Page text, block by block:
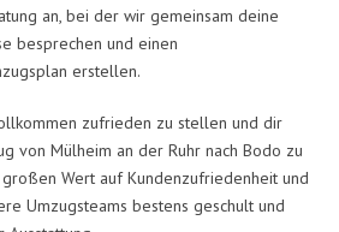
an, bei der wir gemeinsam deine
besprechen und einen
erstellen.
zufrieden zu stellen und dir
von Mülheim an der Ruhr nach Bodo zu
Wert auf Kundenzufriedenheit und
Umzugsteams bestens geschult und